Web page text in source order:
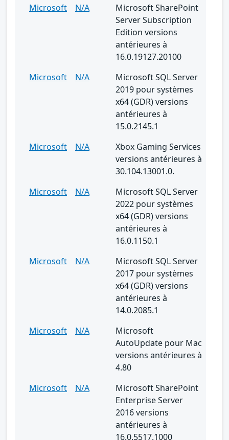
Microsoft N/A
Microsoft SharePoint
Server Subscription
Edition versions
antérieures à
16.0.19127.20100
Microsoft
N/A
Microsoft SQL Server
2019 pour systèmes
x64 (GDR) versions
antérieures à
15.0.2145.1
Microsoft
N/A
Xbox Gaming Services
versions antérieures à
30.104.13001.0.
Microsoft
N/A
Microsoft SQL Server
2022 pour systèmes
x64 (GDR) versions
antérieures à
16.0.1150.1
Microsoft
N/A
Microsoft SQL Server
2017 pour systèmes
x64 (GDR) versions
antérieures à
14.0.2085.1
Microsoft
N/A
Microsoft
AutoUpdate pour Mac
versions antérieures à
4.80
Microsoft
N/A
Microsoft SharePoint
Enterprise Server
2016 versions
antérieures à
16.0.5517.1000